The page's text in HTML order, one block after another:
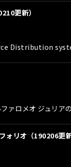
更新）
Distribution
ァロメオ ジュリア
リオ（190206更新